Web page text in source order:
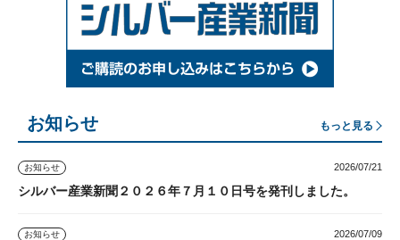
お知らせ もっと見る
お知らせ 2026/07/21
シルバー産業新聞２０２６年７月１０日号を発刊しました。
お知らせ 2026/07/09